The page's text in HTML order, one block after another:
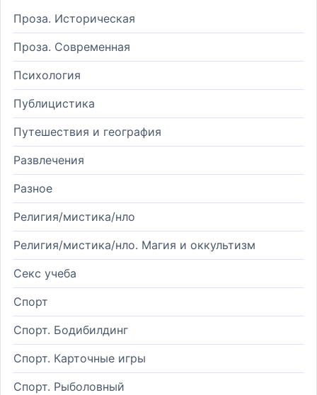
Проза. Историческая
Проза. Современная
Психология
Публицистика
Путешествия и география
Развлечения
Разное
Религия/мистика/нло
Религия/мистика/нло. Магия и оккультизм
Секс учеба
Спорт
Спорт. Бодибилдинг
Спорт. Карточные игры
Спорт. Рыболовный